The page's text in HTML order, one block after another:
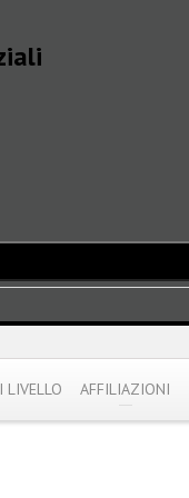
LIVELLO AFFILIAZIONI